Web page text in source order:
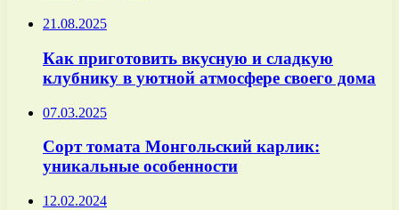
21.08.2025
Как приготовить вкусную и сладкую
клубнику в уютной атмосфере своего дома
07.03.2025
Сорт томата Монгольский карлик:
уникальные особенности
12.02.2024